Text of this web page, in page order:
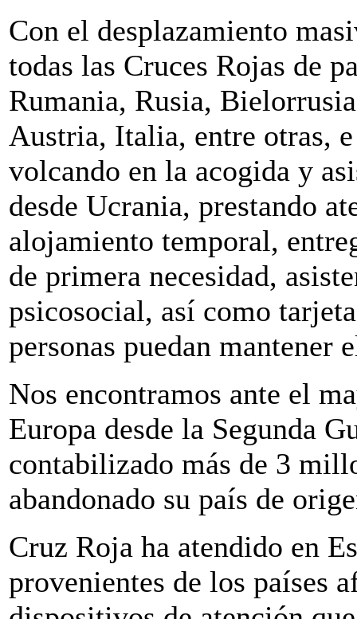
Con el desplazamiento
todas las Cruces Rojas de
Rumania, Rusia,
Austria, Italia, entre otras,
volcando en la acogida y
desde Ucrania, prestando
alojamiento temporal,
de primera necesidad,
psicosocial, así como
personas puedan mantener
Nos encontramos ante el
Europa desde la Segunda
contabilizado más de 3
abandonado su país de
Cruz Roja ha atendido en
provenientes de los países